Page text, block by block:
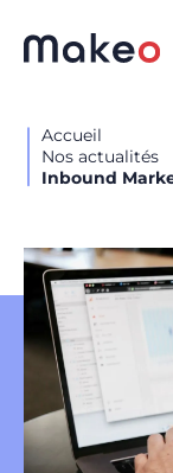
Accueil
Nos actualités
Inbound